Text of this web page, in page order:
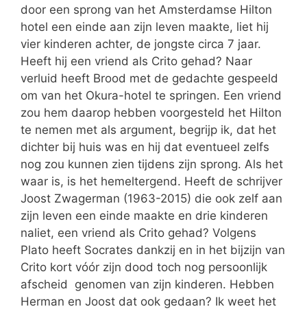
door een sprong van het Amsterdamse Hilton
hotel een einde aan zijn leven maakte, liet hij
vier kinderen achter, de jongste circa 7 jaar.
Heeft hij een vriend als Crito gehad? Naar
verluid heeft Brood met de gedachte gespeeld
om van het Okura-hotel te springen. Een vriend
zou hem daarop hebben voorgesteld het Hilton
te nemen met als argument, begrijp ik, dat het
dichter bij huis was en hij dat eventueel zelfs
nog zou kunnen zien tijdens zijn sprong. Als het
waar is, is het hemeltergend. Heeft de schrijver
Joost Zwagerman (1963-2015) die ook zelf aan
zijn leven een einde maakte en drie kinderen
naliet, een vriend als Crito gehad? Volgens
Plato heeft Socrates dankzij en in het bijzijn van
Crito kort vóór zijn dood toch nog persoonlijk
afscheid genomen van zijn kinderen. Hebben
Herman en Joost dat ook gedaan? Ik weet het